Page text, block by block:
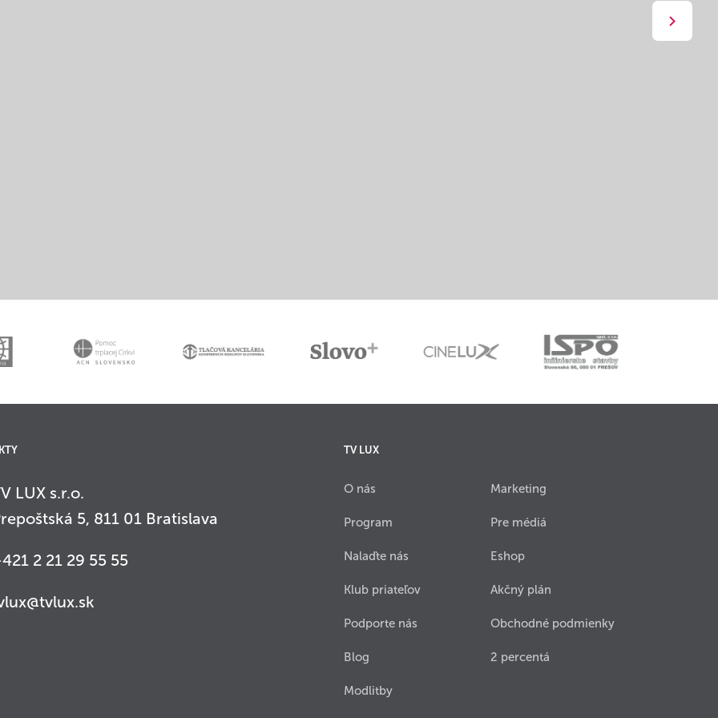
LUX s.r.o.
5, 811 01 Bratislava
2 21 29 55 55
TV LUX
O nás
Program
Nalaďte nás
Klub priateľov
Podporte nás
Blog
Modlitby
Marketing
Pre médiá
Eshop
Akčný plán
Obchodné podmienky
2 percentá